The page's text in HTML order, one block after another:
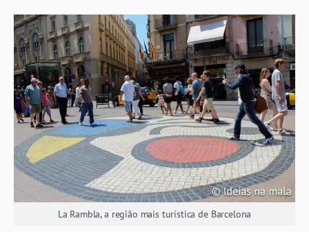
La Rambla, a região mais turística de Barcelona